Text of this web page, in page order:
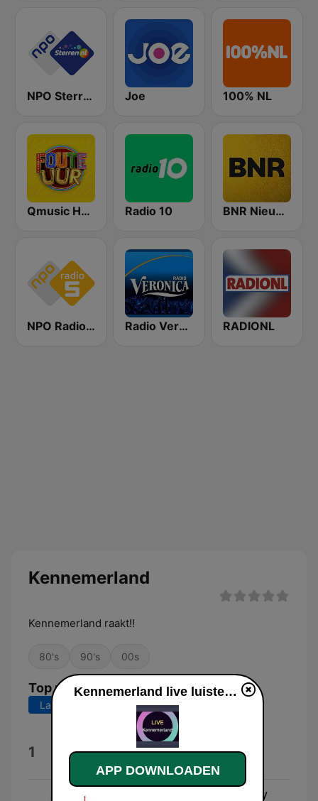
NPO Sterren Joe 100% NL
Qmusic Het Foute Uur Radio 10 BNR Nieuwsradio
NPO Radio 5 Radio Veronica RADIONL
Kennemerland
Kennemerland raakt!!
80's 90's 00s
Top nummers
Laatste 7 dagen Laatste 30 dagen
1 Follow the Leader
Dance In the Old Fashioned Way
Kennemerland live luisteren
APP DOWNLOADEN